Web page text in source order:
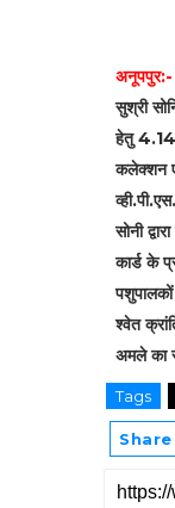
अनूपपुर:-
सुश्री
हेतु 4.14
कलेक्‍शन
सोनी
कार्ड के
श्‍वेत
अमले का
Tags